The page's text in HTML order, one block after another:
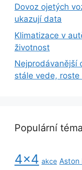
Dovoz ojetých
ukazují data
Klimatizace v
životnost
Nejprodávanější
stále vede,
Populární
4x4 akce Aston